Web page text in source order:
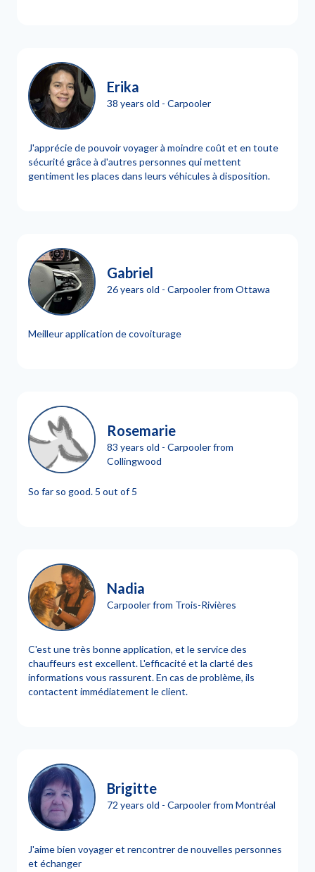
Erika
38 years old - Carpooler
J'apprécie de pouvoir voyager à moindre coût et en toute
sécurité grâce à d'autres personnes qui mettent
gentiment les places dans leurs véhicules à disposition.
Gabriel
26 years old - Carpooler from Ottawa
Meilleur application de covoiturage
Rosemarie
83 years old - Carpooler from
Collingwood
So far so good. 5 out of 5
Nadia
Carpooler from Trois-Rivières
C'est une très bonne application, et le service des
chauffeurs est excellent. L'efficacité et la clarté des
informations vous rassurent. En cas de problème, ils
contactent immédiatement le client.
Brigitte
72 years old - Carpooler from Montréal
J'aime bien voyager et rencontrer de nouvelles personnes
et échanger